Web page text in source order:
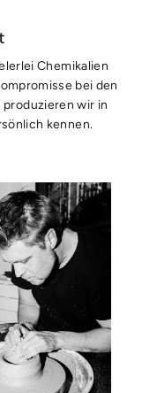
Chemikalien
bei den
wir in
kennen.